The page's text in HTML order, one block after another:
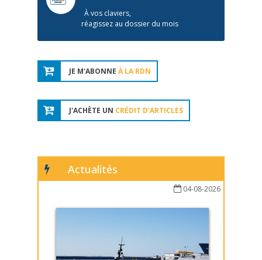
À vos claviers,
réagissez au dossier du mois
JE M'ABONNE À LA RDN
J'ACHÈTE UN CRÉDIT D'ARTICLES
Actualités
04-08-2026